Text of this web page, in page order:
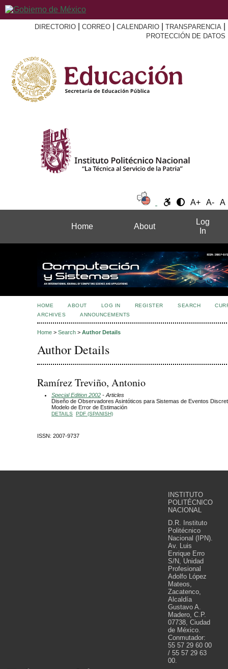
DIRECTORIO CORREO CALENDARIO TRANSPARENCIA
PROTECCIÓN DE DATOS
A+ A- A
Home About
Log
In
HOME ABOUT LOG IN REGISTER SEARCH
ARCHIVES
ANNOUNCEMENTS
Home > Search > Author Details
Author Details
Ramírez Treviño, Antonio
Special Edition 2002 - Articles
Diseño de Observadores Asintóticos para Sistemas de Eventos
Modelo de Error de Estimación
DETAILS PDF (SPANISH)
ISSN: 2007-9737
INSTITUTO
POLITÉCNICO
NACIONAL
D.R. Instituto
Politécnico
Nacional (IPN).
Av. Luis
Enrique Erro
S/N, Unidad
Profesional
Adolfo López
Mateos,
Zacatenco,
Alcaldía
Gustavo A.
Madero, C.P.
07738, Ciudad
de México.
Conmutador:
55 57 29 60 00
/ 55 57 29 63
00.